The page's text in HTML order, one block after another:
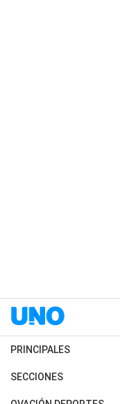
PRINCIPALES
Últimas Noticias
Política
SECCIONES